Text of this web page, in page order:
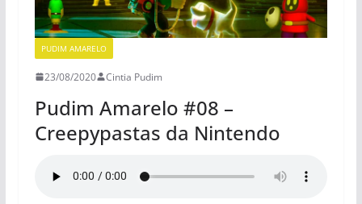
PUDIM AMARELO
23/08/2020 Cintia Pudim
Pudim Amarelo #08 –
Creepypastas da Nintendo